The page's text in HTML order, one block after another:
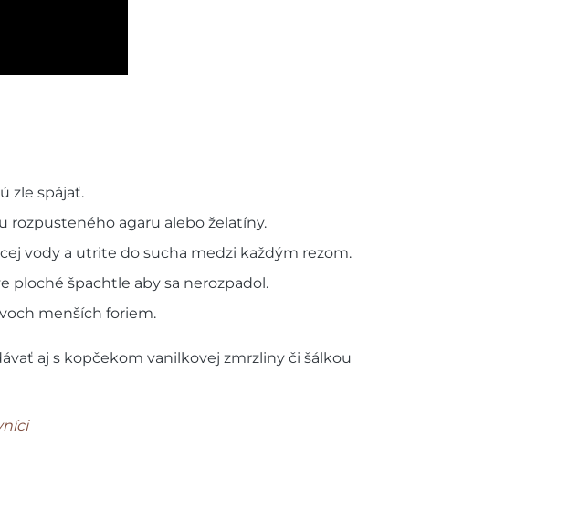
zle spájať.
rozpusteného agaru alebo želatíny.
vody a utrite do sucha medzi každým rezom.
ploché špachtle aby sa nerozpadol.
menších foriem.
aj s kopčekom vanilkovej zmrzliny či šálkou